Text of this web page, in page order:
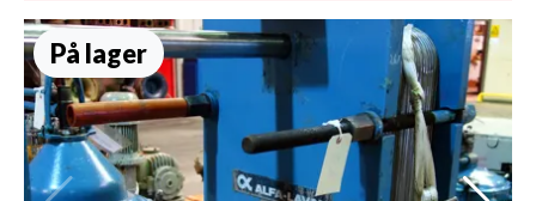
På lager